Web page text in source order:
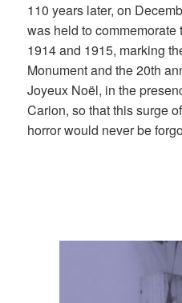
110 years later, on
was held to
1914 and 1915, marking
Monument and the 20th
Joyeux Noël, in the
Carion, so that this surge
horror would never be